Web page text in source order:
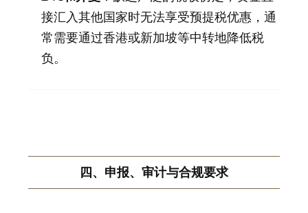
接汇入其他国家时无法享受预提税优惠，通
常需要通过香港或新加坡等中转地降低税
负。
四、申报、审计与合规要求